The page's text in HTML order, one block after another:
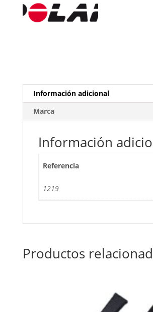
Información adicional
Marca
Información
Referencia
1219
Productos